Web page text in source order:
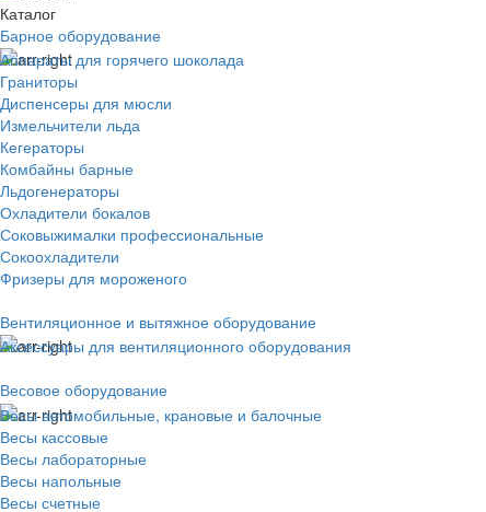
Каталог
Барное оборудование
Аппараты для горячего шоколада
Граниторы
Диспенсеры для мюсли
Измельчители льда
Кегераторы
Комбайны барные
Льдогенераторы
Охладители бокалов
Соковыжималки профессиональные
Сокоохладители
Фризеры для мороженого
Вентиляционное и вытяжное оборудование
Аксессуары для вентиляционного оборудования
Весовое оборудование
Весы автомобильные, крановые и балочные
Весы кассовые
Весы лабораторные
Весы напольные
Весы счетные